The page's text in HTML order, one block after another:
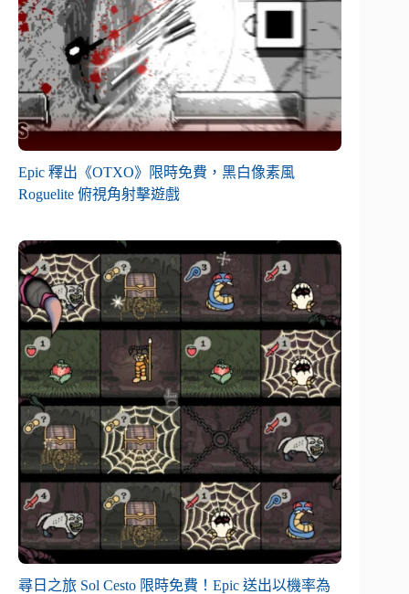
Epic 釋出《OTXO》限時免費，黑白像素風
Roguelite 俯視角射擊遊戲
尋日之旅 Sol Cesto 限時免費！Epic 送出以機率為